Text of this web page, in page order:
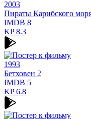
2003
Пираты Карибского
IMDB 8
KP8.3
1993
Бетховен 2
IMDB 5
KP6.8